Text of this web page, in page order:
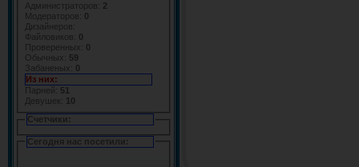
Администраторов: 2
Модераторов: 0
Дизайнеров:
Файловиков: 0
Проверенных: 0
Обычных: 59
Забаненых: 0
Из них:
Парней: 51
Девушек:
10
Счетчики:
Сегодня нас посетили: